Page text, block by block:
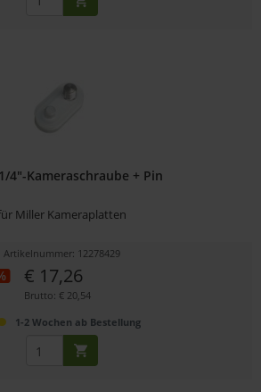
4"-Kameraschraube + Pin
Miller Kameraplatten
Artikelnummer: 12278429
€ 17,26
Brutto: € 20,54
1-2 Wochen ab Bestellung